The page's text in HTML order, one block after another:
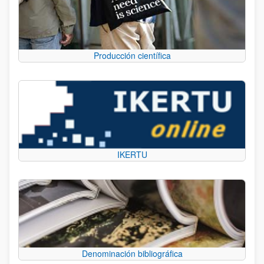
Producción científica
IKERTU
Denominación bibliográfica